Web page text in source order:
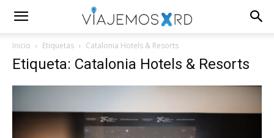
Inicio Etiquetas Catalonia Hotels & Resorts
Etiqueta: Catalonia Hotels & Resorts